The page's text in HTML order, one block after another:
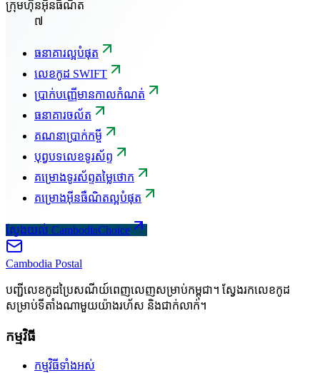
ក្រុមហ៊ុនអ៊ីនធឺណិត
៧
ធនាគារល្អបំផុត
លេខកូដ SWIFT
ប្រាក់បញ្ញើមានកាលកំណត់
ធនាគារចល័ត
គណនាប្រាក់កម្ចី
បុព្វបទលេខទូរស័ព្ទ
គម្រោងទូរស័ព្ទតម្លៃថោក
គម្រោងអ៊ីនធឺណិតល្អបំផុត
ស្វែងយល់ CambodiaChoice
Cambodia Postal
បញ្ជីលេខកូដប្រៃសណីយ៍ពេញលេញសម្រាប់កម្ពុជា។ ស្វែងរកលេខកូដ
សម្រាប់ទីតាំងណាមួយយ៉ាងរហ័ស និងជាក់លាក់។
កម្មវិធី
កម្មវិធីទាំងអស់